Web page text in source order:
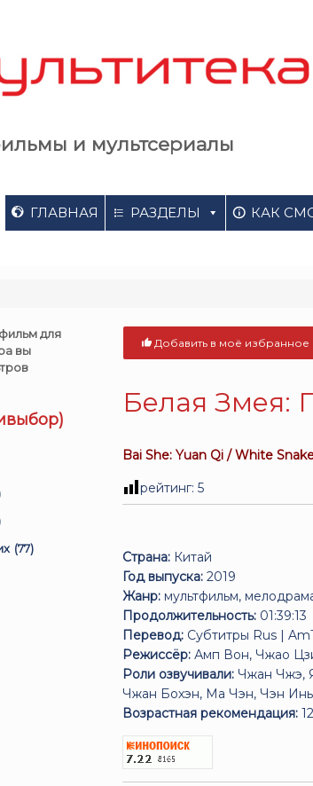
и мультсериалы
ГЛАВНАЯ РАЗДЕЛЫ КАК
Добавить в моё избранное
Белая Змея:
Bai She: Yuan Qi / White
рейтинг:5
Страна: Китай
Год выпуска: 2019
Жанр: мультфильм,
Продолжительность: 01:39:13
Перевод: Субтитры Rus |
Режиссёр: Амп Вон, Чжао
Роли озвучивали: Чжан Чжэ,
Чжан Бохэн, Ма Чэн, Чэн Инь
Возрастная рекомендация:
для
вы
(77)